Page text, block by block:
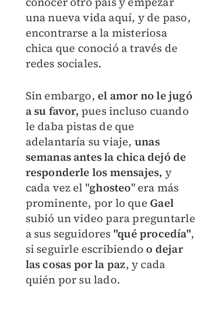
una nueva vida aquí, y de paso,
encontrarse a la misteriosa
chica que conoció a través de
redes sociales.
Sin embargo, el amor no le jugó
a su favor, pues incluso cuando
le daba pistas de que
adelantaría su viaje, unas
semanas antes la chica dejó de
responderle los mensajes, y
cada vez el "ghosteo" era más
prominente, por lo que Gael
subió un video para preguntarle
a sus seguidores "qué procedía",
si seguirle escribiendo o dejar
las cosas por la paz, y cada
quién por su lado.